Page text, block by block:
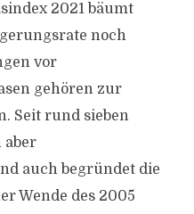
2021 bäumt
noch
vor
gehören zur
Seit rund sieben
aber
auch begründet die
Wende des 2005